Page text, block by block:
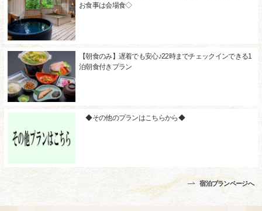
お食事は会場食◇
【朝食のみ】遅着でも安心♪22時までチェックインできる1
泊朝食付きプラン
◆その他のプランはこちらから◆
宿泊プランページへ